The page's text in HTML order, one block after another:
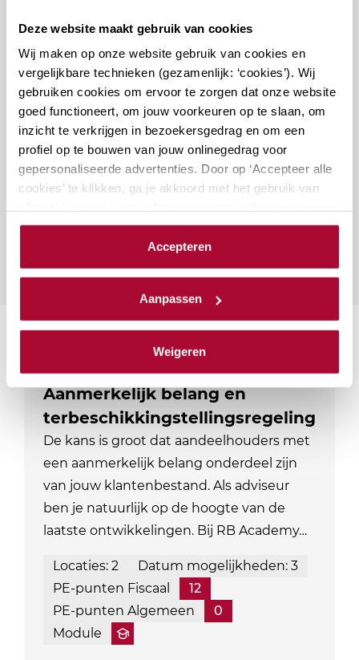
Deze website maakt gebruik van cookies
Wij maken op onze website gebruik van cookies en
vergelijkbare technieken (gezamenlijk: ‘cookies’). Wij
gebruiken cookies om ervoor te zorgen dat onze website
goed functioneert, om jouw voorkeuren op te slaan, om
inzicht te verkrijgen in bezoekersgedrag en om een
profiel op te bouwen van jouw onlinegedrag voor
gepersonaliseerde advertenties. Door op ‘Accepteer alle
cookies’ te klikken, ga je akkoord met het gebruik van
cookieverklaring.
We werken samen met23 derdendie uw gegevens
Accepteren
Aanpassen
Weigeren
Docenten
Vragen over deze cursus?
Aanmerkelijk belang en
terbeschikkingstellingsregeling
De kans is groot dat aandeelhouders met
een aanmerkelijk belang onderdeel zijn
van jouw klantenbestand. Als adviseur
ben je natuurlijk op de hoogte van de
laatste ontwikkelingen. Bij RB Academy…
Locaties: 2
Datum mogelijkheden: 3
PE-punten Fiscaal
12
PE-punten Algemeen
0
Module